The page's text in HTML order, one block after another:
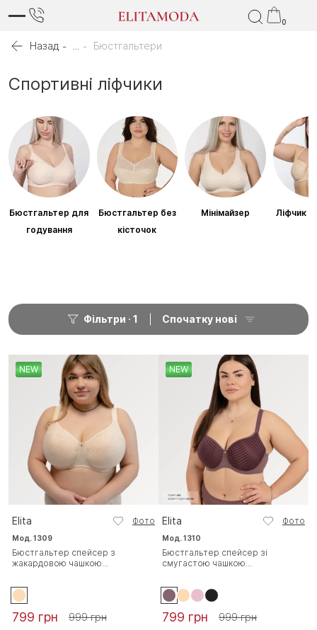
0
Назад Бюстгальтери
Спортивні ліфчики
Бюстгальтер для
годування
Бюстгальтер без
кісточок
Мінімайзер Ліфчик
Фільтри 1 Спочатку нові
NEW
Elita Фото
Мод. 1309
Бюстгальтер спейсер з
жакардовою чашкою...
799 грн 999 грн
NEW
Elita Фото
Мод. 1310
Бюстгальтер спейсер зі
смугастою чашкою...
799 грн 999 грн